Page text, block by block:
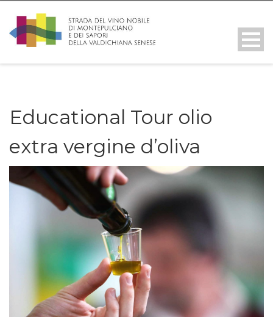
Educational Tour olio
extra vergine d’oliva